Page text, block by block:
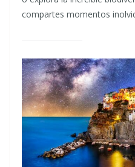
compartes momentos